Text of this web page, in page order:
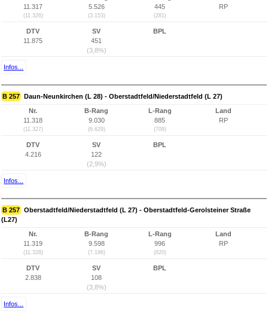
11.317
(11.326)
5.526
(3.153)
445
(281)
RP
DTV
11.875
SV
451
(3,8%)
BPL
Infos...
B 257 Daun-Neunkirchen (L 28) - Oberstadtfeld/Niederstadtfeld (L 27)
Nr.
11.318
(11.327)
B-Rang
9.030
(6.629)
L-Rang
885
(709)
Land
RP
DTV
4.216
SV
122
(2,9%)
BPL
Infos...
B 257 Oberstadtfeld/Niederstadtfeld (L 27) - Oberstadtfeld-Gerolsteiner Straße
(L27)
Nr.
11.319
(11.328)
B-Rang
9.598
(7.196)
L-Rang
996
(820)
Land
RP
DTV
2.838
SV
108
(3,8%)
BPL
Infos...